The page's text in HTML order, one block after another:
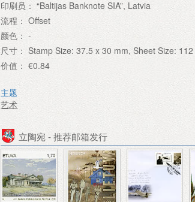
印刷员： “Baltijas Banknote SIA”, Latvia
流程： Offset
颜色： -
尺寸： Stamp Size: 37.5 x 30 mm, Sheet Size:
价值： €0.84
主题
艺术
立陶宛 - 推荐邮箱发行